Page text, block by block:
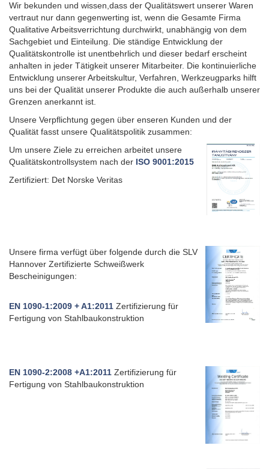
Wir bekunden und wissen,dass der Qualitätswert unserer Waren
vertraut nur dann gegenwerting ist, wenn die Gesamte Firma
Qualitative Arbeitsverrichtung durchwirkt, unabhängig von dem
Sachgebiet und Einteilung. Die ständige Entwicklung der
Qualitätskontrolle ist unentbehrlich und dieser bedarf erscheint
anhalten in jeder Tätigkeit unserer Mitarbeiter. Die kontinuierliche
Entwicklung unserer Arbeitskultur, Verfahren, Werkzeugparks hilft
uns bei der Qualität unserer Produkte die auch außerhalb unserer
Grenzen anerkannt ist.
Unsere Verpflichtung gegen über enseren Kunden und der
Qualität fasst unsere Qualitätspolitik zusammen:
Um unsere Ziele zu erreichen arbeitet unsere
Qualitätskontrollsystem nach der ISO 9001:2015
Zertifiziert: Det Norske Veritas
Unsere firma verfügt über folgende durch die SLV
Hannover Zertifizierte Schweißwerk
Bescheinigungen:
EN 1090-1:2009 + A1:2011 Zertifizierung für
Fertigung von Stahlbaukonstruktion
EN 1090-2:2008 +A1:2011 Zertifizierung für
Fertigung von Stahlbaukonstruktion